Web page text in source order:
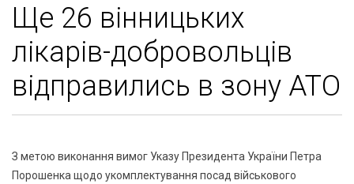
Ще 26 вінницьких
лікарів-добровольців
відправились в зону АТО
З метою виконання вимог Указу Президента України Петра
Порошенка щодо укомплектування посад військового